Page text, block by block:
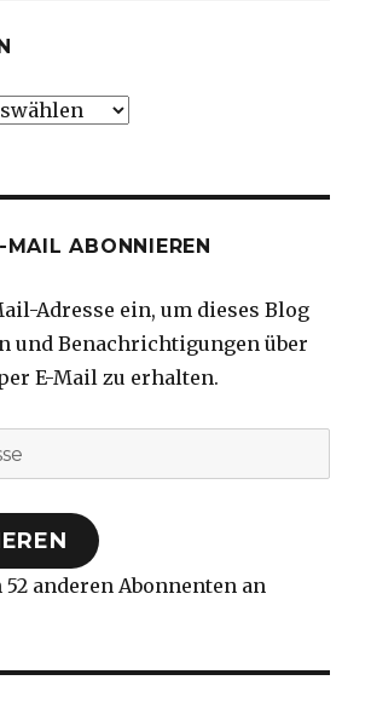
ABONNIEREN
Adresse ein, um dieses Blog
und Benachrichtigungen über
E-Mail zu erhalten.
anderen Abonnenten an